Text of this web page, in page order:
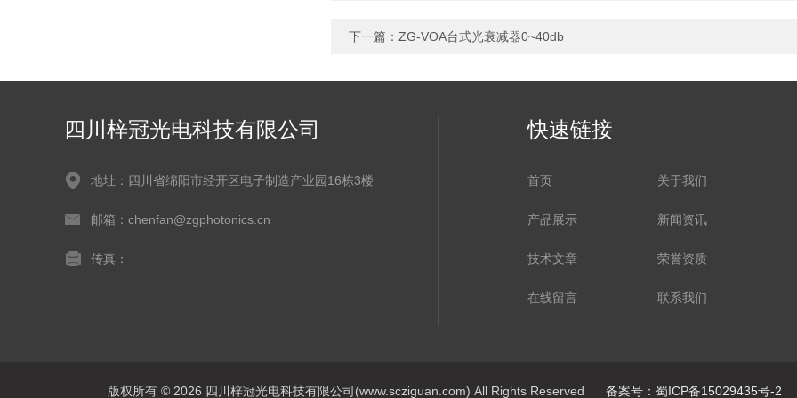
下一篇： ZG-VOA台式光衰减器0~40db
四川梓冠光电科技有限公司
地址：四川省绵阳市经开区电子制造产业园16栋3楼
邮箱：chenfan@zgphotonics.cn
传真：
快速链接
首页 关于我们
产品展示 新闻资讯
技术文章 荣誉资质
在线留言 联系我们
版权所有 © 2026 四川梓冠光电科技有限公司(www.scziguan.com) All Rights Reserved 备案号：蜀ICP备15029435号-2